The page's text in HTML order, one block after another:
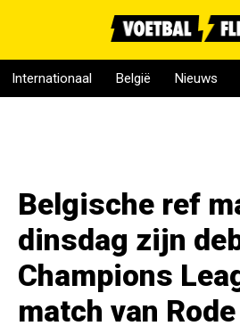
Internationaal België Nieuws
Belgische ref
dinsdag zijn
Champions
match van